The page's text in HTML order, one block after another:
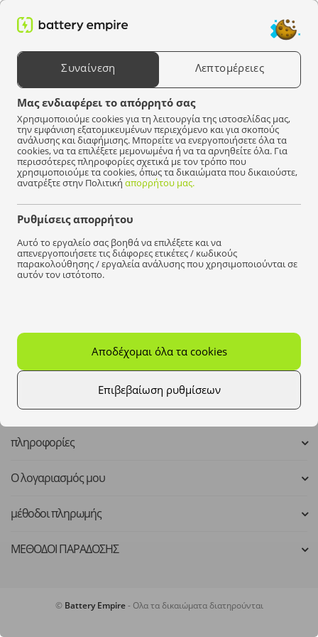
Συναίνεση Λεπτομέρειες
Μας ενδιαφέρει το απόρρητό σας
Χρησιμοποιούμε cookies για τη λειτουργία της ιστοσελίδας μας,
την εμφάνιση εξατομικευμένων περιεχόμενο και για σκοπούς
ανάλυσης και διαφήμισης. Μπορείτε να ενεργοποιήσετε όλα τα
cookies, να τα επιλέξετε μεμονωμένα ή να τα αρνηθείτε όλα. Για
περισσότερες πληροφορίες σχετικά με τον τρόπο που
χρησιμοποιούμε τα cookies, όπως τα δικαιώματα που δικαιούστε,
ανατρέξτε στην Πολιτική απορρήτου μας.
Ρυθμίσεις απορρήτου
Αυτό το εργαλείο σας βοηθά να επιλέξετε και να
απενεργοποιήσετε τις διάφορες ετικέτες / κωδικούς
παρακολούθησης / εργαλεία ανάλυσης που χρησιμοποιούνται σε
αυτόν τον ιστότοπο.
Επιβεβαίωση ρυθμίσεων
Αποδέχομαι όλα τα cookies
Αναζήτηση προϊόντων
Επιλέξτε μια συσκευή
Battery Empire Μπαταρίες Για χλοοκοπτικά Husqvarna
Δεν βρέθηκαν προϊόντα που να ταιριάζουν με την
επιλογή σας.
Mo - Fr: 8:00 - 16:00
kontakt@batteryempire.de
πληροφορίες
Ο λογαριασμός μου
μέθοδοι πληρωμής
ΜΕΘΟΔΟΙ ΠΑΡΑΔΟΣΗΣ
© Battery Empire- Ολα τα δικαιώματα διατηρούνται